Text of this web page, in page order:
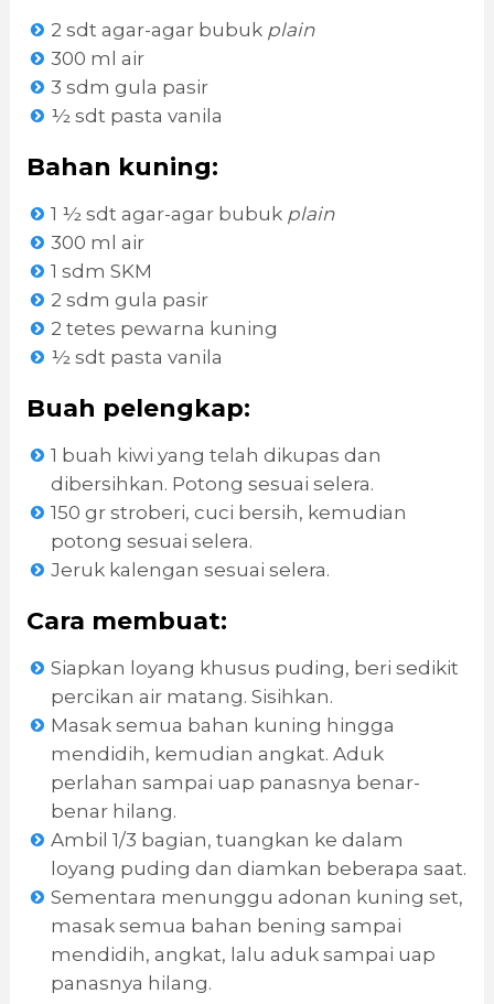
2 sdt agar-agar bubuk plain
300 ml air
3 sdm gula pasir
½ sdt pasta vanila
Bahan kuning:
1 ½ sdt agar-agar bubuk plain
300 ml air
1 sdm SKM
2 sdm gula pasir
2 tetes pewarna kuning
½ sdt pasta vanila
Buah pelengkap:
1 buah kiwi yang telah dikupas dan
dibersihkan. Potong sesuai selera.
150 gr stroberi, cuci bersih, kemudian
potong sesuai selera.
Jeruk kalengan sesuai selera.
Cara membuat:
Siapkan loyang khusus puding, beri sedikit
percikan air matang. Sisihkan.
Masak semua bahan kuning hingga
mendidih, kemudian angkat. Aduk
perlahan sampai uap panasnya benar-
benar hilang.
Ambil 1/3 bagian, tuangkan ke dalam
loyang puding dan diamkan beberapa saat.
Sementara menunggu adonan kuning set,
masak semua bahan bening sampai
mendidih, angkat, lalu aduk sampai uap
panasnya hilang.